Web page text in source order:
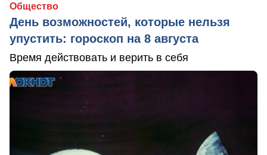
Общество
День возможностей, которые нельзя
упустить: гороскоп на 8 августа
Время действовать и верить в себя